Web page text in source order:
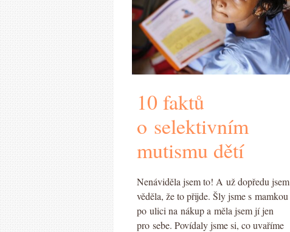
10 faktů
o selektivním
mutismu dětí
Nenáviděla jsem to! A už dopředu jsem
věděla, že to přijde. Šly jsme s mamkou
po ulici na nákup a měla jsem jí jen
pro sebe. Povídaly jsme si, co uvaříme